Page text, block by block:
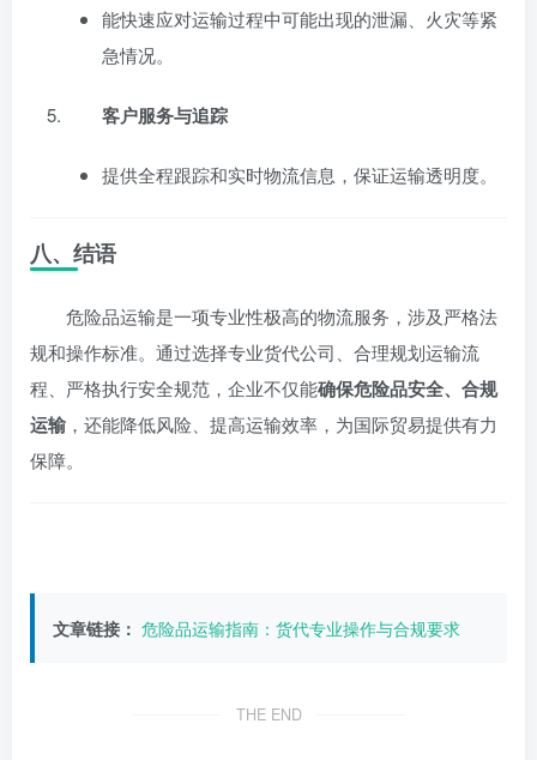
能快速应对运输过程中可能出现的泄漏、火灾等紧
急情况。
客户服务与追踪
提供全程跟踪和实时物流信息，保证运输透明度。
八、结语
危险品运输是一项专业性极高的物流服务，涉及严格法
规和操作标准。通过选择专业货代公司、合理规划运输流
程、严格执行安全规范，企业不仅能确保危险品安全、合规
运输 ，还能降低风险、提高运输效率，为国际贸易提供有力
保障。
文章链接： 危险品运输指南：货代专业操作与合规要求
THE END